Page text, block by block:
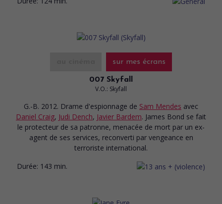
sur mes écrans
007 Skyfall
V.O.: Skyfall
G.-B. 2012. Drame d'espionnage de Sam Mendes avec
Daniel Craig, Judi Dench, Javier Bardem. James Bond se fait
le protecteur de sa patronne, menacée de mort par un ex-
agent de ses services, reconverti par vengeance en
terroriste international.
Durée: 143 min.